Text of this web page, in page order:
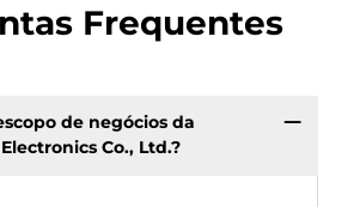
Frequentes
de negócios da
Co., Ltd.?